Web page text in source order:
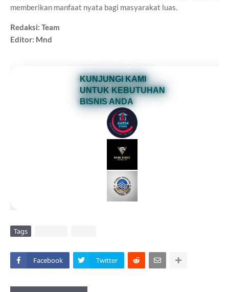
memberikan manfaat nyata bagi masyarakat luas.
Redaksi: Team
Editor: Mnd
KUNJUNGI KAMI
UNTUK KEBUTUHAN
BISNIS ANDA
Tags
Facebook Twitter